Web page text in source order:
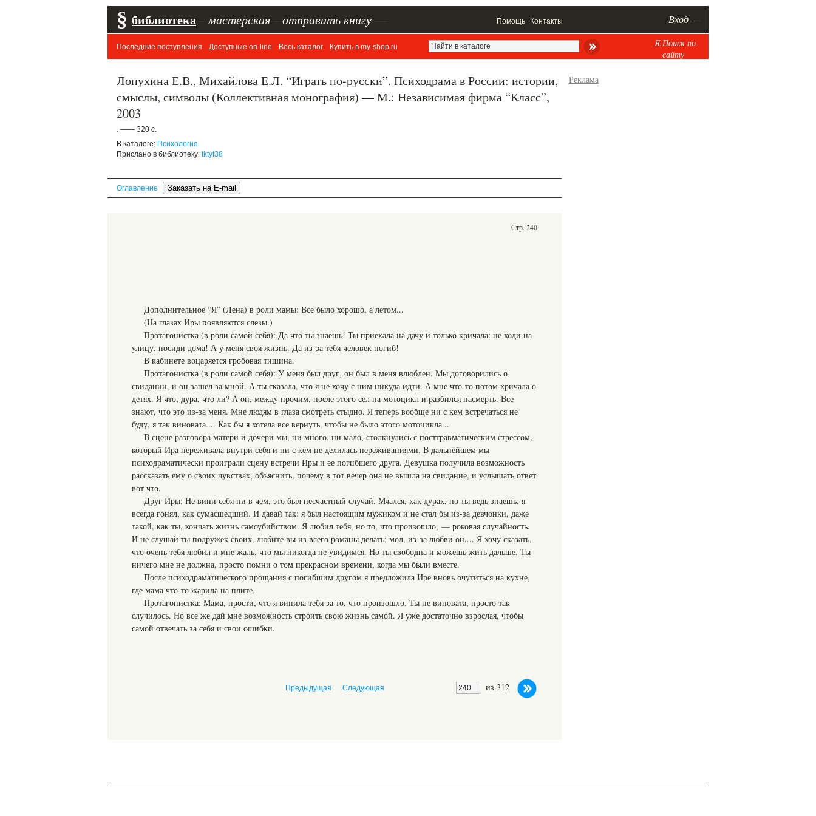
§ библиотека мастерская отправить книгу Помощь Контакты Вход —
Последние поступления Доступные on-line Весь каталог Купить в my-shop.ru
Я.Поиск по
сайту
Лопухина Е.В., Михайлова Е.Л. “Играть по-русски”. Психодрама в России: истории,
смыслы, символы (Коллективная монография) — М.: Независимая фирма “Класс”,
2003
. —— 320 с.
В каталоге: Психология
Прислано в библиотеку: tktyf38
Оглавление
Стр. 240
Дополнительное “Я” (Лена) в роли мамы: Все было хорошо, а летом...
(На глазах Иры появляются слезы.)
Протагонистка (в роли самой себя): Да что ты знаешь! Ты приехала на дачу и только кричала: не ходи на
улицу, посиди дома! А у меня своя жизнь. Да из-за тебя человек погиб!
В кабинете воцаряется гробовая тишина.
Протагонистка (в роли самой себя): У меня был друг, он был в меня влюблен. Мы договорились о
свидании, и он зашел за мной. А ты сказала, что я не хочу с ним никуда идти. А мне что-то потом кричала о
детях. Я что, дура, что ли? А он, между прочим, после этого сел на мотоцикл и разбился насмерть. Все
знают, что это из-за меня. Мне людям в глаза смотреть стыдно. Я теперь вообще ни с кем встречаться не
буду, я так виновата.... Как бы я хотела все вернуть, чтобы не было этого мотоцикла...
В сцене разговора матери и дочери мы, ни много, ни мало, столкнулись с посттравматическим стрессом,
который Ира переживала внутри себя и ни с кем не делилась переживаниями. В дальнейшем мы
психодраматически проиграли сцену встречи Иры и ее погибшего друга. Девушка получила возможность
рассказать ему о своих чувствах, объяснить, почему в тот вечер она не вышла на свидание, и услышать ответ
вот что.
Друг Иры: Не вини себя ни в чем, это был несчастный случай. Мчался, как дурак, но ты ведь знаешь, я
всегда гонял, как сумасшедший. И давай так: я был настоящим мужиком и не стал бы из-за девчонки, даже
такой, как ты, кончать жизнь самоубийством. Я любил тебя, но то, что произошло, — роковая случайность.
И не слушай ты подружек своих, любите вы из всего романы делать: мол, из-за любви он.... Я хочу сказать,
что очень тебя любил и мне жаль, что мы никогда не увидимся. Но ты свободна и можешь жить дальше. Ты
ничего мне не должна, просто помни о том прекрасном времени, когда мы были вместе.
После психодраматического прощания с погибшим другом я предложила Ире вновь очутиться на кухне,
где мама что-то жарила на плите.
Протагонистка: Мама, прости, что я винила тебя за то, что произошло. Ты не виновата, просто так
случилось. Но все же дай мне возможность строить свою жизнь самой. Я уже достаточно взрослая, чтобы
самой отвечать за себя и свои ошибки.
из 312
Предыдущая Следующая
Реклама